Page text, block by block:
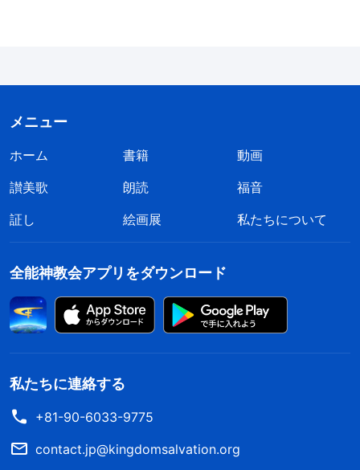
と同様、多くの人が居眠りしており、私でさえ居眠
かせようという目論見は失敗に終わっていました。
私は牧師が教会のお金を使い込んだ、以前の教会の
ことを思い返しました。その牧師の説教は兄弟姉妹
の霊的な生活に必要なものを届けることができず、
代わりに兄弟姉妹は教会に寝に来ていたのです！今
「どの教会もこんなに荒廃しているものなのだろう
いたことを思い出したのです。二人は、神は神の国
の時代の働きを始めていらっしゃると言っていまし
た。恵みの時代は終わりを迎え、神は恵みの時代に
メニュー
ホーム 書籍
動画
讃美歌
朗読
福音
証し
絵画展 私たちについて
全能神教会アプリをダウンロード
私たちに連絡する
+81-90-6033-9775
contact.jp@kingdomsalvation.org